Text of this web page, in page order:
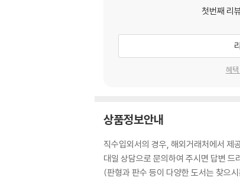
첫번째 리
혜
상품정보안내
직수입외서의 경우, 해외거래처에서 제
대일 상담으로 문의하여 주시면 답변 드
(판형과 판수 등이 다양한 도서는 찾으